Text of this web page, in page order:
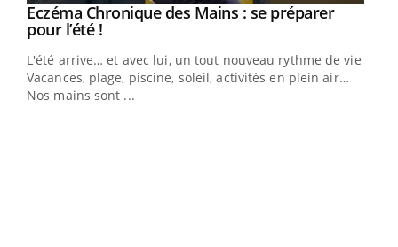
Youtube
Eczéma Chronique des Mains : se préparer
pour l’été !Youtube
L'été arrive… et avec lui, un tout nouveau rythme de vie !
Vacances, plage, piscine, soleil, activités en plein air…
Nos mains sont ...